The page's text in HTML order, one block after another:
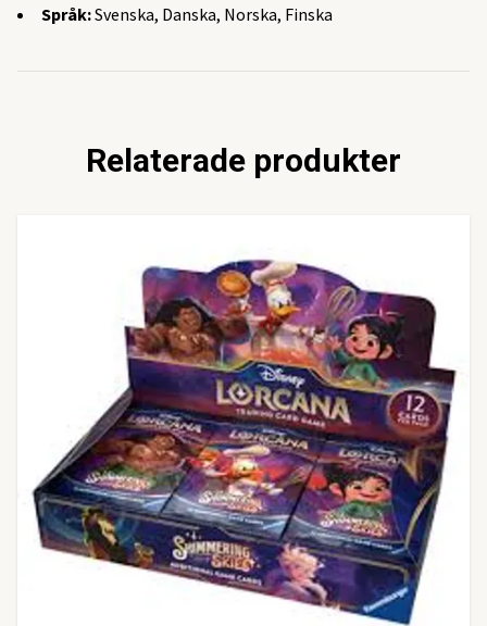
Språk:Svenska, Danska, Norska, Finska
Relaterade produkter